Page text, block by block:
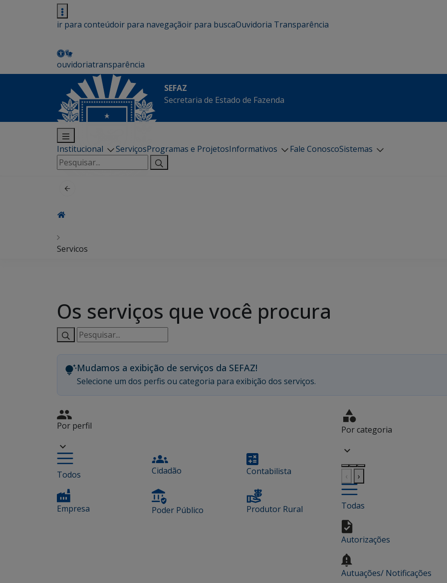
ir para conteúdoir para navegaçãoir para buscaOuvidoria Transparência
ouvidoriatransparência
SEFAZ
Secretaria de Estado de Fazenda
Institucional ServiçosProgramas e ProjetosInformativos Fale ConoscoSistemas
Pesquisar
por:
Servicos
Os serviços que você procura
Pesquisar
serviços:
Mudamos a exibição de serviços da SEFAZ!
Selecione um dos perfis ou categoria para exibição dos serviços.
Por perfil
Todos Cidadão Contabilista
Empresa Poder Público Produtor Rural
Por categoria
‹ ›
Todas
Autorizações
Autuações/ Notificações